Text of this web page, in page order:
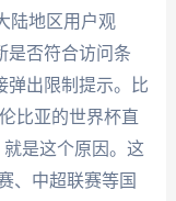
陆地区用户观
是否符合访问条
弹出限制提示。比
比亚的世界杯直
是这个原因。这
、中超联赛等国